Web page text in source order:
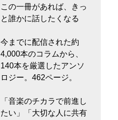
この一冊があれば、きっ
と誰かに話したくなる
今までに配信された約
4,000本のコラムから、
140本を厳選したアンソ
ロジー。462ページ。
「音楽のチカラで前進し
たい」「大切な人に共有